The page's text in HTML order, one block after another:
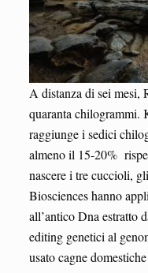
A distanza di sei mesi,
quaranta chilogrammi.
raggiunge i sedici
almeno il 15-20%
nascere i tre cuccioli,
Biosciences hanno
all’antico Dna estratto
editing genetici al
usato cagne